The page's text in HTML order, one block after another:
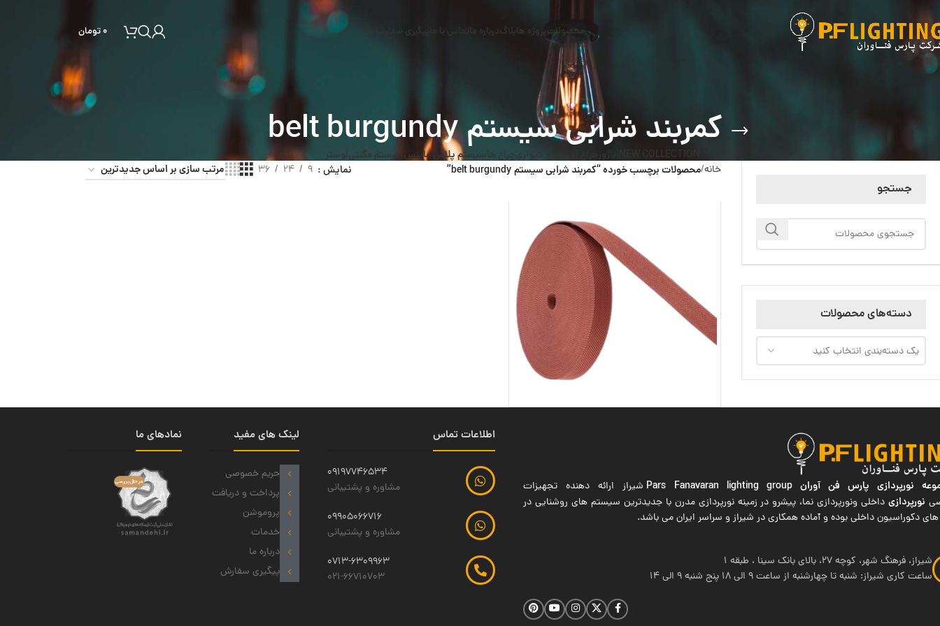
محصولات پروژه هابلاگدرباره ما تماس با ما ۰تومان
کمربند شرابی سیستم belt burgundy
NEW COLLECTION سیستم پلاس ماینسسیستم مگنتیلوستر
جستجو
دسته‌های محصولات
یک دسته‌بندی انتخاب کنید
خانه محصولات برچسب خورده “کمربند شرابی سیستم belt burgundy” نمایش 9
24
36
نورپردازی پارس فن آوران Pars Fanavaran lighting group شیراز ارائه دهنده تجهیزات
نورپردازیداخلی ونورپردازی نما، پیشرو در زمینه نورپردازی مدرن با جدیدترین سیستم های روشنایی در
های دکوراسیون داخلی بوده و آماده همکاری در شیراز و سراسر ایران می باشد.
شیراز، فرهنگ شهر، کوچه 27، بالای بانک سینا ، طبقه 1
ساعت کاری شیراز: شنبه تا چهارشنبه از ساعت 9 الی 18 پنج شنبه 9 الی 14
اطلاعات تماس
09197746534
مشاوره و پشتیبانی
09905066716
مشاوره و پشتیبانی
0713-6309963
021-66710703
لینک های مفید
حریم خصوصی
پرداخت و دریافت
پروموشن
خدمات
درباره ما
پیگیری سفارش
نمادهای ما